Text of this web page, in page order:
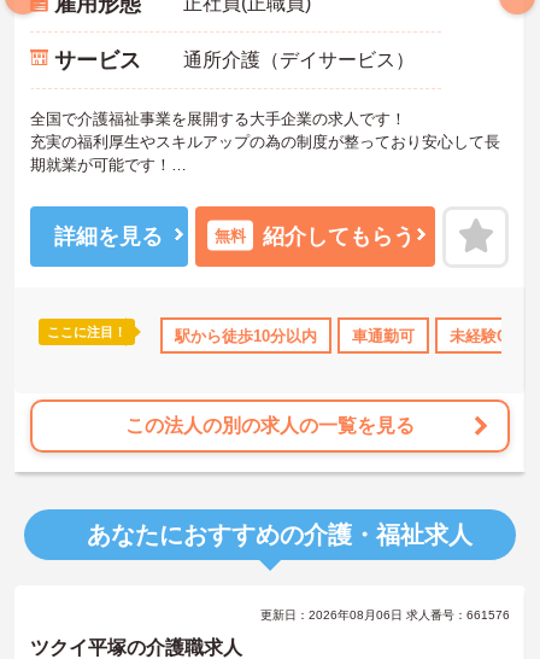
日勤のみ 年間休日110日以上 資格取得サポート 研修制
サービス 通所介護（デイサービス）
全国で介護福祉事業を展開する大手企業の求人です！
充実の福利厚生やスキルアップの為の制度が整っており安心して長
期就業が可能です！
すのでお気軽にご相談ください。
詳細を見る 無料 紹介してもらう
ここに注目！ 駅から徒歩10分以内 車通勤可 未経験OK
この法人の別の求人の一覧を見る
あなたにおすすめの介護・福祉求人
更新日：2026年08月06日 求人番号：661576
ツクイ平塚の介護職求人